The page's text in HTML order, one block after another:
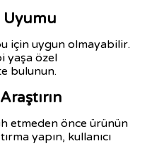
Uyumu
için uygun olmayabilir.
yaşa özel
bulunun.
etmeden önce ürünün
yapın, kullanıcı